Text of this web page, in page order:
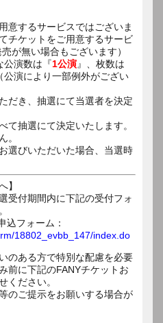
意するサービスではございま
チケットをご用意するサービ
が無い場合もございます）
公演数は『1公演』、枚数は
公演により一部例外がござい
だき、抽選にて当選者を決定
て抽選にて決定いたします。
。
選びいただいた場合、当選時
】
受付期間内に下記の受付フォ
込フォーム：
18802_evbb_147/index.do
のある方で特別な配慮を必要
前に下記のFANYチケットお
ください。
のご提示をお願いする場合が